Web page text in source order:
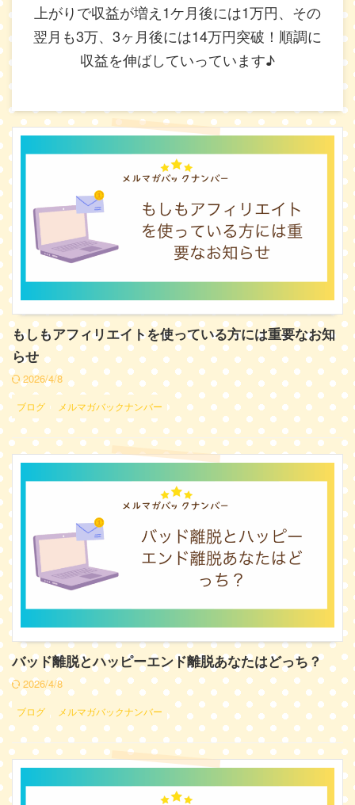
上がりで収益が増え1ケ月後には1万円、その
翌月も3万、3ヶ月後には14万円突破！順調に
収益を伸ばしていっています♪
もしもアフィリエイトを使っている方には重要なお知
らせ
2026/4/8
ブログ メルマガバックナンバー
バッド離脱とハッピーエンド離脱あなたはどっち？
2026/4/8
ブログ メルマガバックナンバー